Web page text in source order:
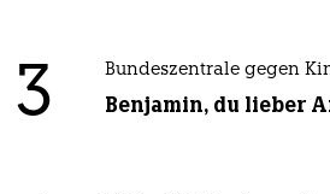
3 Bundeszentrale gegen
Benjamin, du lieber